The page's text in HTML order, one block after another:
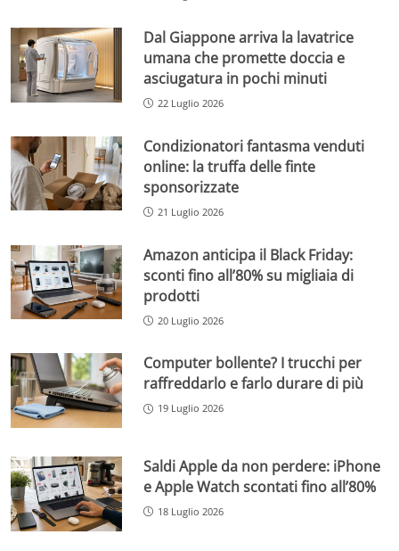
Dal Giappone arriva la lavatrice
umana che promette doccia e
asciugatura in pochi minuti
22 Luglio 2026
Condizionatori fantasma venduti
online: la truffa delle finte
sponsorizzate
21 Luglio 2026
Amazon anticipa il Black Friday:
sconti fino all’80% su migliaia di
prodotti
20 Luglio 2026
Computer bollente? I trucchi per
raffreddarlo e farlo durare di più
19 Luglio 2026
Saldi Apple da non perdere: iPhone
e Apple Watch scontati fino all’80%
18 Luglio 2026